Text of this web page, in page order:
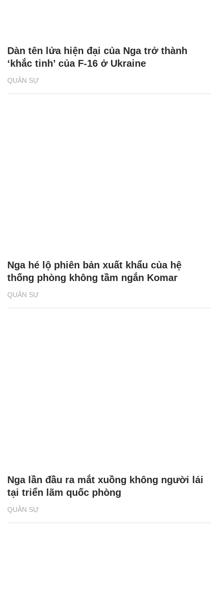
QUÂN SỰ
Dàn tên lửa hiện đại của Nga trở thành
‘khắc tinh’ của F-16 ở Ukraine
QUÂN SỰ
Nga hé lộ phiên bản xuất khẩu của hệ
thống phòng không tầm ngắn Komar
QUÂN SỰ
Nga lần đầu ra mắt xuồng không người lái
tại triển lãm quốc phòng